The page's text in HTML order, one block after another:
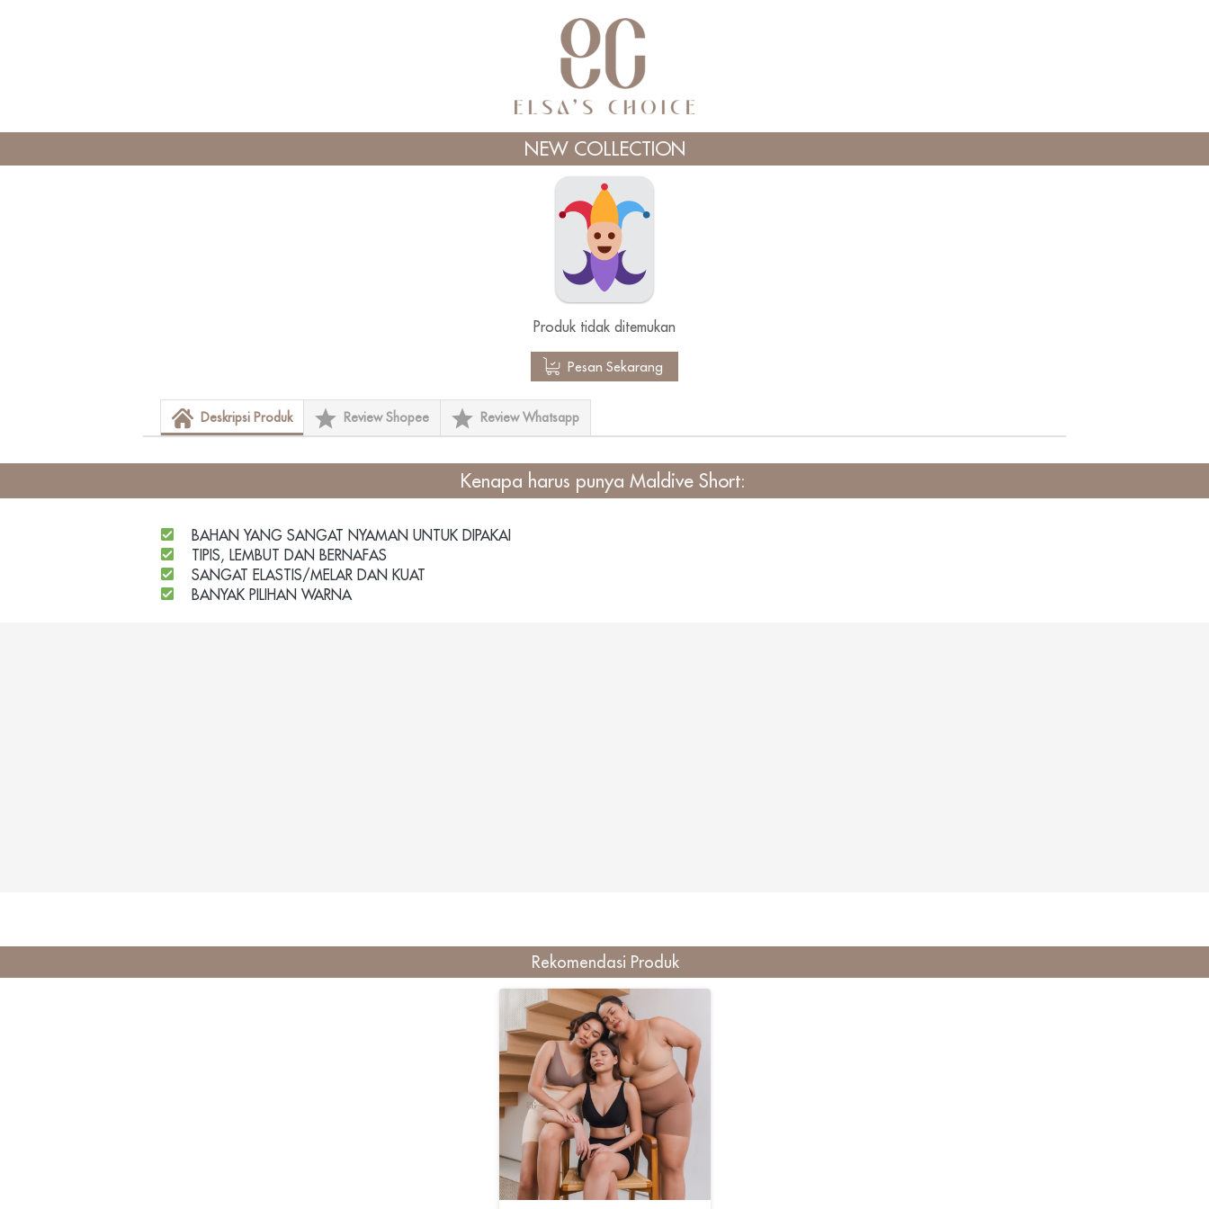
NEW COLLECTION
Produk tidak ditemukan
` Pesan Sekarang
Deskripsi Produk Review Shopee Review Whatsapp
Kenapa harus punya Maldive Short:
BAHAN YANG SANGAT NYAMAN UNTUK DIPAKAI
TIPIS, LEMBUT DAN BERNAFAS
SANGAT ELASTIS/MELAR DAN KUAT
BANYAK PILIHAN WARNA
Rekomendasi Produk